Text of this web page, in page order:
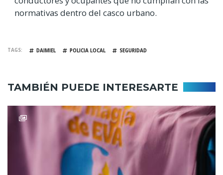
normativas dentro del casco urbano.
TAGS DAIMIEL POLICIA LOCAL SEGURIDAD
TAMBIÉN PUEDE INTERESARTE